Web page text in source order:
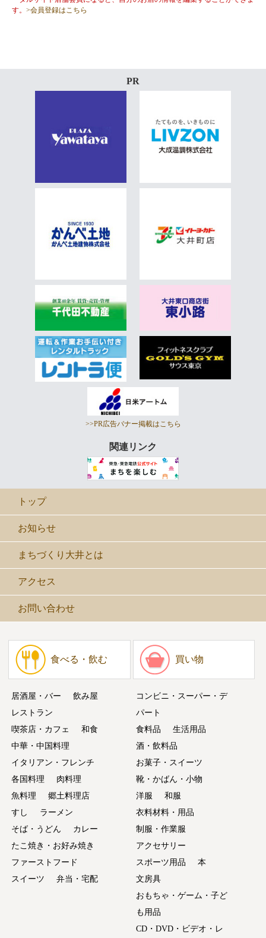
す。 >会員登録はこちら
PR
>>PR広告バナー掲載はこちら
関連リンク
トップ
お知らせ
まちづくり大井とは
アクセス
お問い合わせ
食べる・飲む
居酒屋・バー
飲み屋
レストラン
喫茶店・カフェ
和食
中華・中国料理
イタリアン・フレンチ
各国料理
肉料理
魚料理
郷土料理店
すし
ラーメン
そば・うどん
カレー
たこ焼き・お好み焼き
ファーストフード
スイーツ
弁当・宅配
買い物
コンビニ・スーパー・デ
パート
食料品
生活用品
酒・飲料品
お菓子・スイーツ
靴・かばん・小物
洋服
和服
衣料材料・用品
制服・作業服
アクセサリー
スポーツ用品
本
文房具
おもちゃ・ゲーム・子ど
も用品
CD・DVD・ビデオ・レ